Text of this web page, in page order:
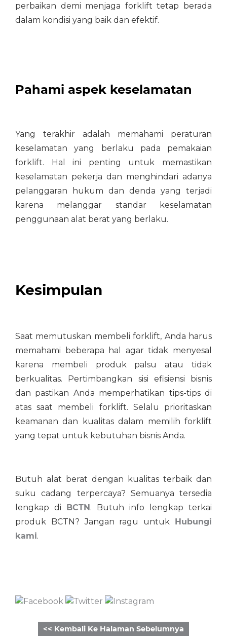
perbaikan demi menjaga forklift tetap berada
dalam kondisi yang baik dan efektif.
Pahami aspek keselamatan
Yang terakhir adalah memahami peraturan
keselamatan yang berlaku pada pemakaian
forklift. Hal ini penting untuk memastikan
keselamatan pekerja dan menghindari adanya
pelanggaran hukum dan denda yang terjadi
karena melanggar standar keselamatan
penggunaan alat berat yang berlaku.
Kesimpulan
Saat memutuskan membeli forklift, Anda harus
memahami beberapa hal agar tidak menyesal
karena membeli produk palsu atau tidak
berkualitas. Pertimbangkan sisi efisiensi bisnis
dan pastikan Anda memperhatikan tips-tips di
atas saat membeli forklift. Selalu prioritaskan
keamanan dan kualitas dalam memilih forklift
yang tepat untuk kebutuhan bisnis Anda.
Butuh alat berat dengan kualitas terbaik dan
suku cadang terpercaya? Semuanya tersedia
lengkap di
BCTN . Butuh info lengkap terkai
produk BCTN? Jangan ragu untuk
Hubungi
kami.
<< Kembali Ke Halaman Sebelumnya